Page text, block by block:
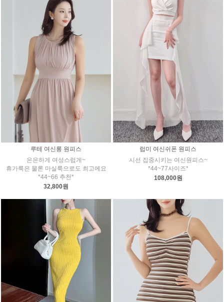
루테 여신롱 원피스
은은하게 여성스럽게~
휴가룩은 물론 마실룩으로도 최고에요
*44~66 추천*
32,800원
럽미 여신쉬폰 원피스
시선 집중시키는 여신원피스~
*44~77사이즈*
108,000원